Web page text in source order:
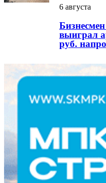
6 августа
выиграл
руб.